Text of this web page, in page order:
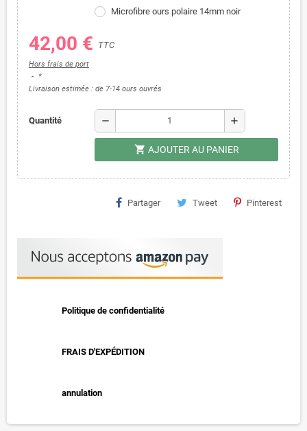
Microfibre ours polaire 14mm noir
42,00 € TTC
Hors frais de port
*
Livraison estimée : de 7-14 ours ouvrés
Quantité remove add
shopping_cart AJOUTER AU PANIER
Partager Tweet Pinterest
Politique de confidentialité
FRAIS D'EXPÉDITION
annulation